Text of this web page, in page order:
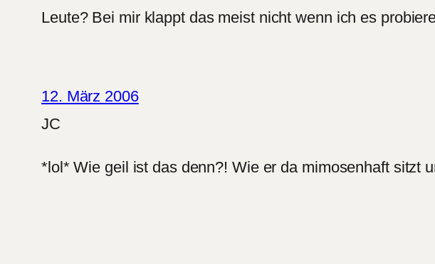
Leute? Bei mir klappt das meist nicht wenn ich es
12. März 2006
JC
*lol* Wie geil ist das denn?! Wie er da mimosenhaft sitzt